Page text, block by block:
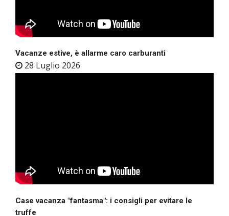
Vacanze estive, è allarme caro carburanti
28 Luglio 2026
Case vacanza "fantasma": i consigli per evitare le
truffe